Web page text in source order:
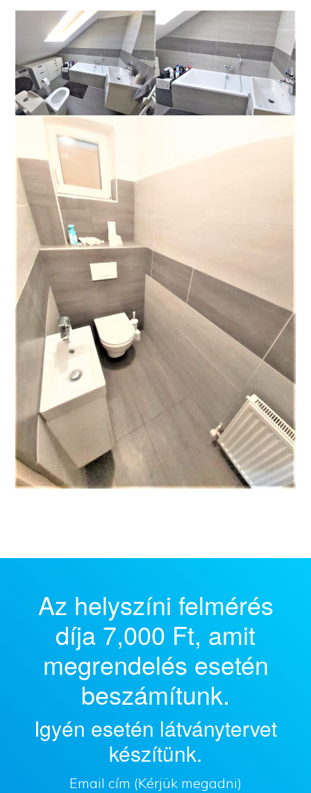
Az helyszíni felmérés
díja 7,000 Ft, amit
megrendelés esetén
beszámítunk.
Igyén esetén látványtervet
készítünk.
Email cím (Kérjük megadni)